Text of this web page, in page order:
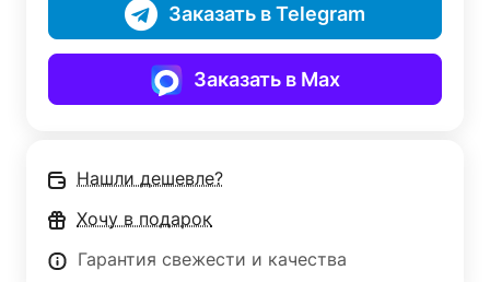
Заказать в Telegram
Заказать в Max
Нашли дешевле?
Хочу в подарок
Гарантия свежести и качества